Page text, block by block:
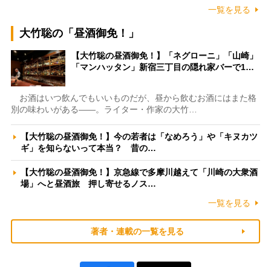
一覧を見る
大竹聡の「昼酒御免！」
【大竹聡の昼酒御免！】「ネグローニ」「山崎」
「マンハッタン」新宿三丁目の隠れ家バーで1…
お酒はいつ飲んでもいいものだが、昼から飲むお酒にはまた格
別の味わいがある――。ライター・作家の大竹…
【大竹聡の昼酒御免！】今の若者は「なめろう」や「キヌカツ
ギ」を知らないって本当？ 昔の…
【大竹聡の昼酒御免！】京急線で多摩川越えて「川崎の大衆酒
場」へと昼酒旅 押し寄せるノス…
一覧を見る
著者・連載の一覧を見る